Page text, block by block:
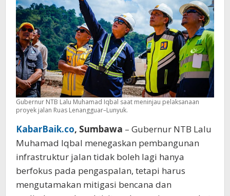
Gubernur NTB Lalu Muhamad Iqbal saat meninjau pelaksanaan
proyek jalan Ruas Lenangguar–Lunyuk.
KabarBaik.co, Sumbawa – Gubernur NTB Lalu
Muhamad Iqbal menegaskan pembangunan
infrastruktur jalan tidak boleh lagi hanya
berfokus pada pengaspalan, tetapi harus
mengutamakan mitigasi bencana dan